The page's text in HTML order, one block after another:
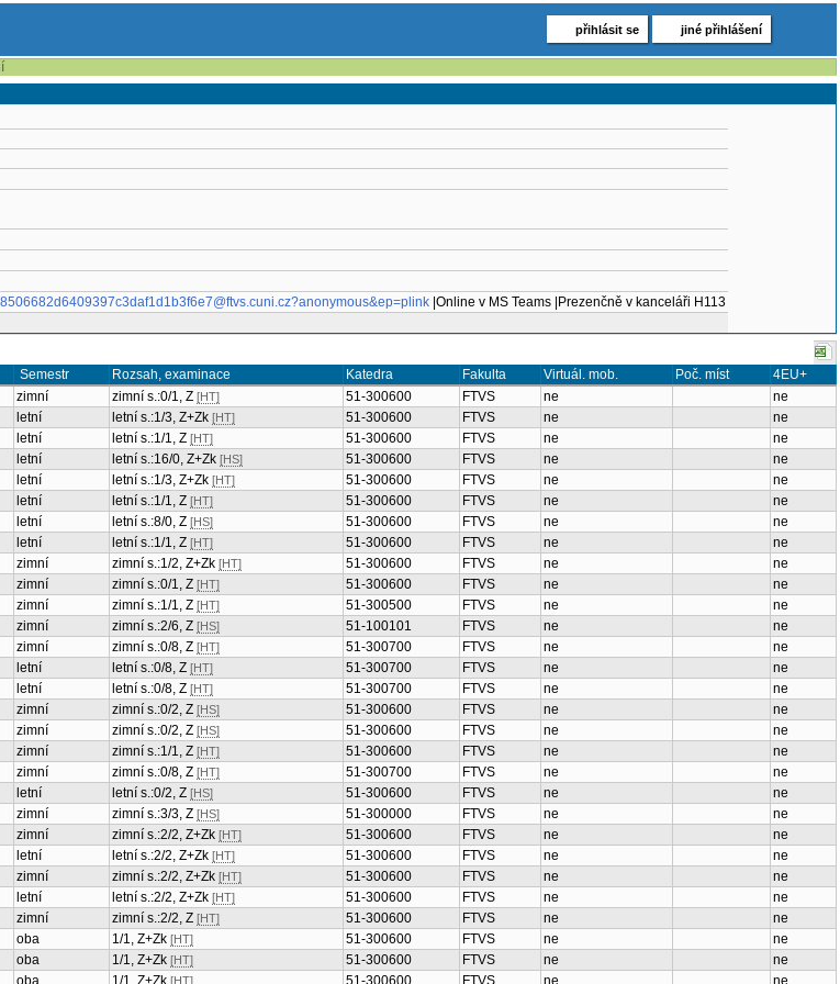
přihlásit se jiné přihlášení
|Online v MS Teams |Prezenčně v kanceláři H113
Semestr Rozsah, examinace Katedra Fakulta Virtuál. mob. Poč. míst
4EU+
zimní zimní s.:0/1, Z [HT] 51-300600 FTVS ne
ne
letní letní s.:1/3, Z+Zk [HT] 51-300600 FTVS ne
ne
letní letní s.:1/1, Z [HT] 51-300600 FTVS ne
ne
letní letní s.:16/0, Z+Zk [HS] 51-300600 FTVS ne
ne
letní letní s.:1/3, Z+Zk [HT] 51-300600 FTVS ne
ne
letní letní s.:1/1, Z [HT] 51-300600 FTVS ne
ne
letní letní s.:8/0, Z [HS] 51-300600 FTVS ne
ne
letní letní s.:1/1, Z [HT] 51-300600 FTVS ne
ne
zimní zimní s.:1/2, Z+Zk [HT] 51-300600 FTVS ne
ne
zimní zimní s.:0/1, Z [HT] 51-300600 FTVS ne
ne
zimní zimní s.:1/1, Z [HT] 51-300500 FTVS ne
ne
zimní zimní s.:2/6, Z [HS] 51-100101 FTVS ne
ne
zimní zimní s.:0/8, Z [HT] 51-300700 FTVS ne
ne
letní letní s.:0/8, Z [HT] 51-300700 FTVS ne
ne
letní letní s.:0/8, Z [HT] 51-300700 FTVS ne
ne
zimní zimní s.:0/2, Z [HS] 51-300600 FTVS ne
ne
zimní zimní s.:0/2, Z [HS] 51-300600 FTVS ne
ne
zimní zimní s.:1/1, Z [HT] 51-300600 FTVS ne
ne
zimní zimní s.:0/8, Z [HT] 51-300700 FTVS ne
ne
letní letní s.:0/2, Z [HS] 51-300600 FTVS ne
ne
zimní zimní s.:3/3, Z [HS] 51-300000 FTVS ne
ne
zimní zimní s.:2/2, Z+Zk [HT] 51-300600 FTVS ne
ne
letní letní s.:2/2, Z+Zk [HT] 51-300600 FTVS ne
ne
zimní zimní s.:2/2, Z+Zk [HT] 51-300600 FTVS ne
ne
letní letní s.:2/2, Z+Zk [HT] 51-300600 FTVS ne
ne
zimní zimní s.:2/2, Z [HT] 51-300600 FTVS ne
ne
oba 1/1, Z+Zk [HT] 51-300600 FTVS ne
ne
oba 1/1, Z+Zk [HT] 51-300600 FTVS ne
ne
oba 1/1, Z+Zk [HT] 51-300600 FTVS ne ne